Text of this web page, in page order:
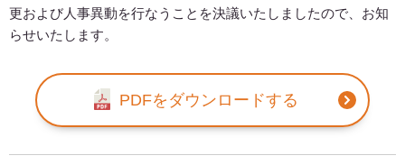
更および人事異動を行なうことを決議いたしましたので、お知
らせいたします。
PDFをダウンロードする